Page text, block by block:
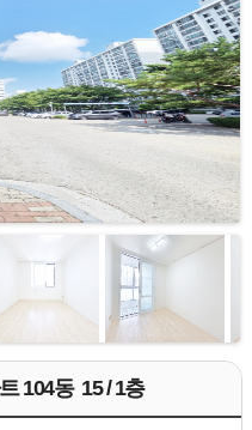
104동 15 / 1층